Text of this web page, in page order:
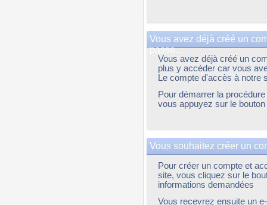
Vous avez déjà créé un
passe...
Vous avez déjà créé un
plus y accéder car vous
Le compte d'accès à notre
Pour démarrer la
vous appuyez sur le
Vous souhaitez créer un
Pour créer un compte et
site, vous cliquez sur le
informations demandées
Vous recevrez ensuite un